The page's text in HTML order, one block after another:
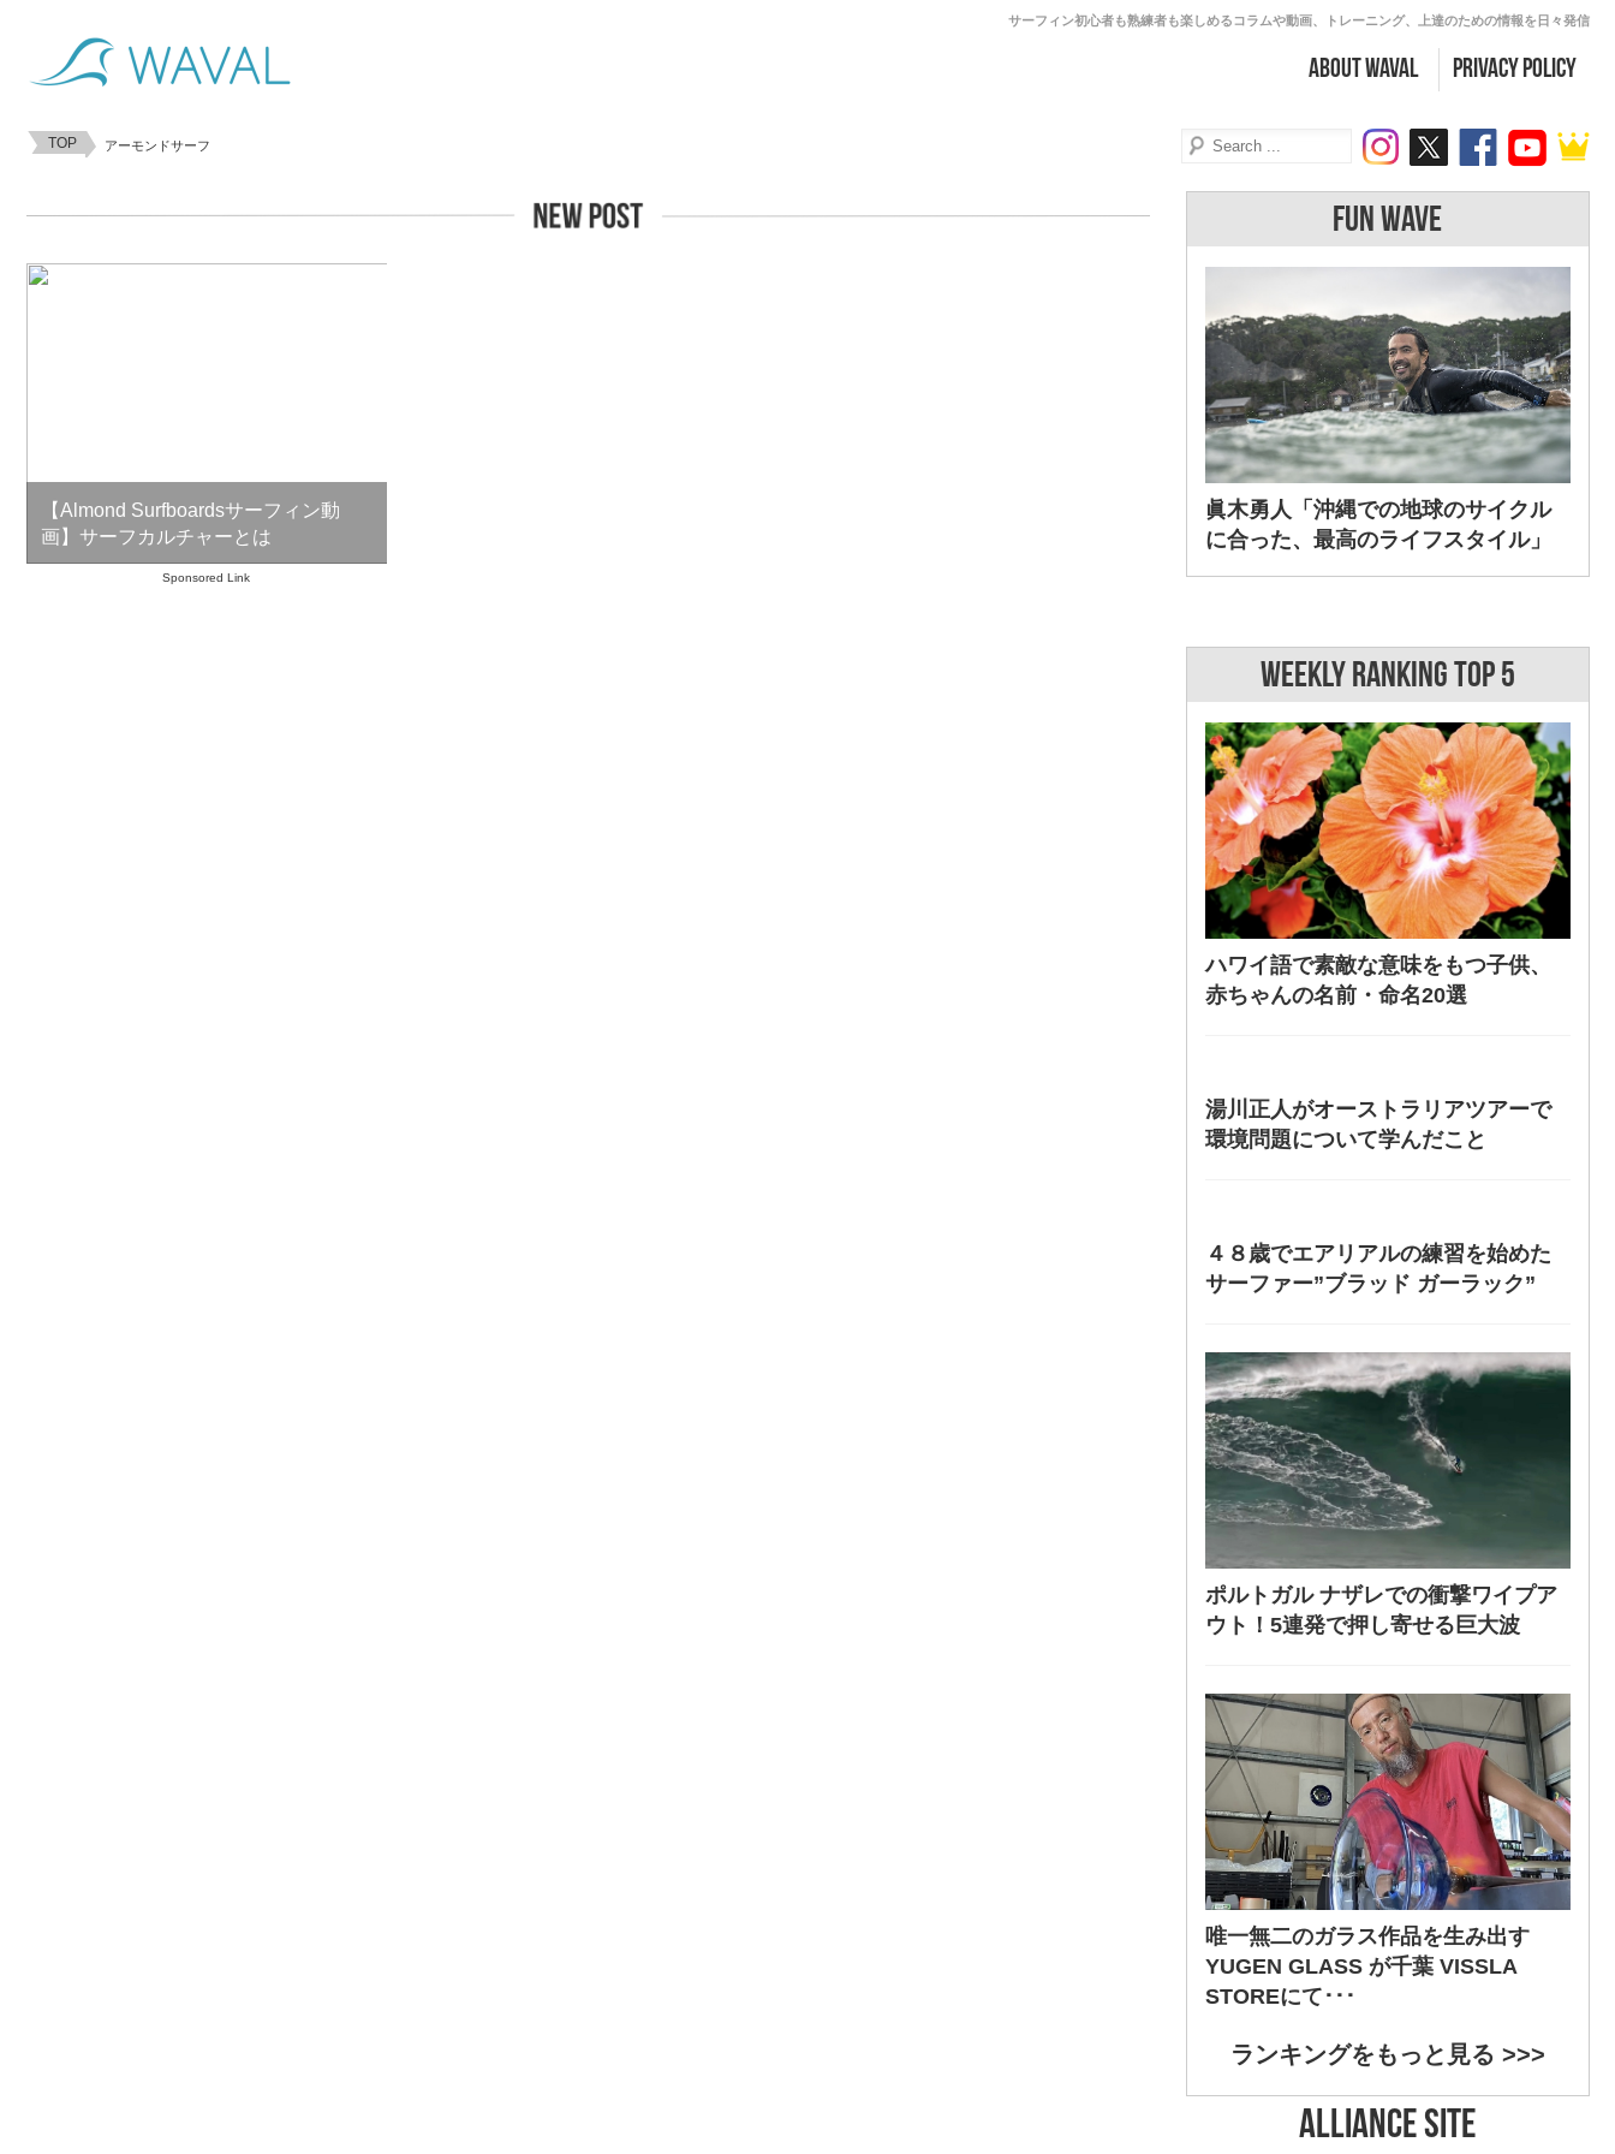
サーフィン初心者も熟練者も楽しめるコラムや動画、トレーニング、上達のための情報を日々発信
about WAVAL PRIVACY POLICY
TOP アーモンドサーフ
【Almond Surfboardsサーフィン動
画】サーフカルチャーとは
Sponsored Link
FUN WAVE
眞木勇人「沖縄での地球のサイクル
に合った、最高のライフスタイル」
WEEKLY RANKING TOP 5
ハワイ語で素敵な意味をもつ子供、
赤ちゃんの名前・命名20選
湯川正人がオーストラリアツアーで
環境問題について学んだこと
４８歳でエアリアルの練習を始めた
サーファー”ブラッド ガーラック”
ポルトガル ナザレでの衝撃ワイプア
ウト！5連発で押し寄せる巨大波
唯一無二のガラス作品を生み出す
YUGEN GLASS が千葉 VISSLA
STOREにて･･･
ランキングをもっと見る >>>
ALLIANCE SITE